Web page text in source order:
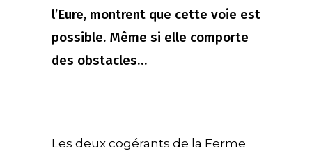
l’Eure, montrent que cette voie est
possible. Même si elle comporte
des obstacles…
Les deux cogérants de la Ferme